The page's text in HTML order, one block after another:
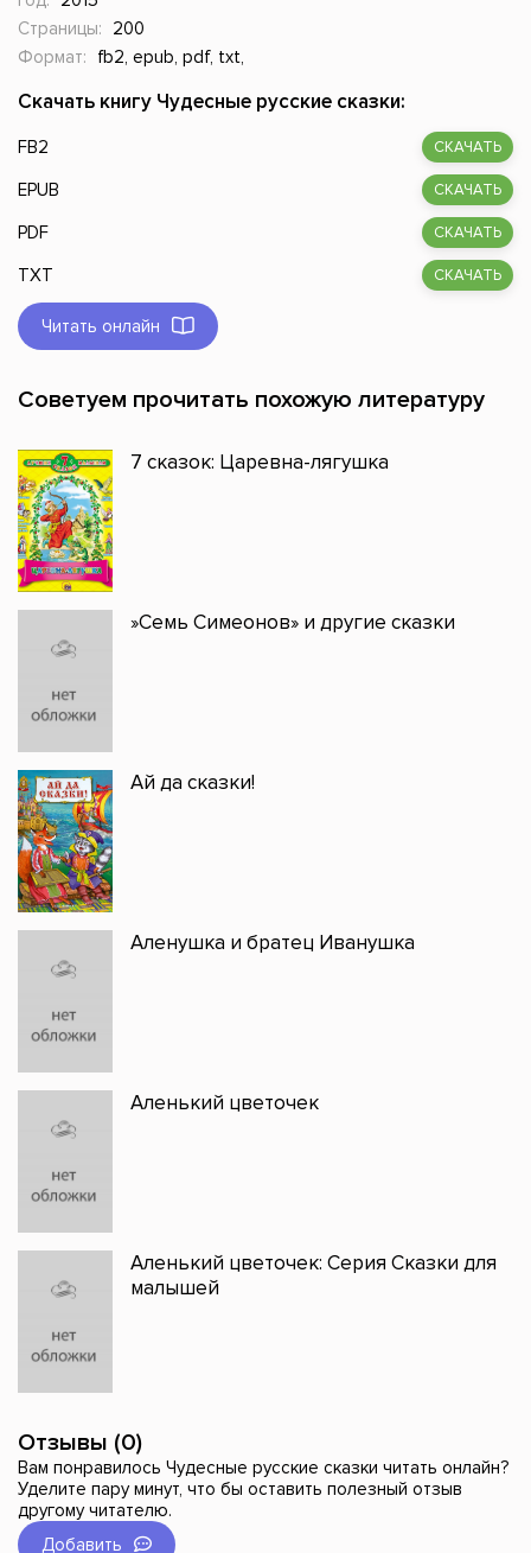
Страницы:
200
Формат:
fb2, epub, pdf, txt,
Скачать книгу Чудесные русские сказки:
FB2 СКАЧАТЬ
EPUB СКАЧАТЬ
PDF СКАЧАТЬ
TXT СКАЧАТЬ
Читать онлайн
Советуем прочитать похожую литературу
7 сказок: Царевна-лягушка
»Семь Симеонов» и другие сказки
Ай да сказки!
Аленушка и братец Иванушка
Аленький цветочек
Аленький цветочек: Серия Сказки для
малышей
Отзывы (0)
Вам понравилось Чудесные русские сказки читать онлайн?
Уделите пару минут, что бы оставить полезный отзыв
другому читателю.
Добавить